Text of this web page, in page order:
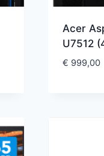
Acer
U7512
€ 999,00